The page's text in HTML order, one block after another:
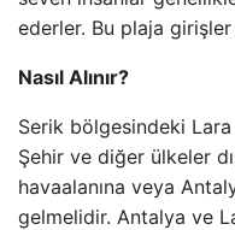
ederler. Bu plaja
Nasıl Alınır?
Serik bölgesindeki Lara
Şehir ve diğer ülkeler
havaalanına veya
gelmelidir. Antalya ve